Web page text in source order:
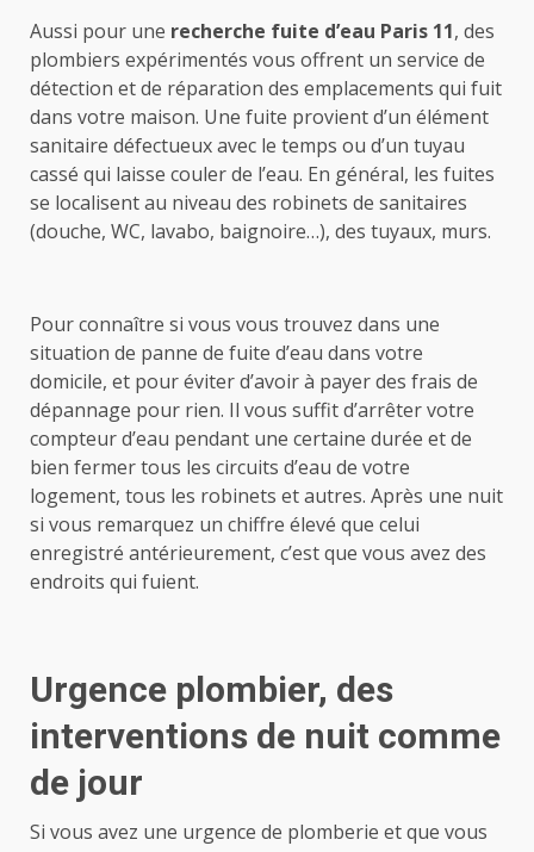
Aussi pour une recherche fuite d’eau Paris 11, des
plombiers expérimentés vous offrent un service de
détection et de réparation des emplacements qui fuit
dans votre maison. Une fuite provient d’un élément
sanitaire défectueux avec le temps ou d’un tuyau
cassé qui laisse couler de l’eau. En général, les fuites
se localisent au niveau des robinets de sanitaires
(douche, WC, lavabo, baignoire…), des tuyaux, murs.
Pour connaître si vous vous trouvez dans une
situation de panne de fuite d’eau dans votre
domicile, et pour éviter d’avoir à payer des frais de
dépannage pour rien. Il vous suffit d’arrêter votre
compteur d’eau pendant une certaine durée et de
bien fermer tous les circuits d’eau de votre
logement, tous les robinets et autres. Après une nuit
si vous remarquez un chiffre élevé que celui
enregistré antérieurement, c’est que vous avez des
endroits qui fuient.
Urgence plombier, des
interventions de nuit comme
de jour
Si vous avez une urgence de plomberie et que vous